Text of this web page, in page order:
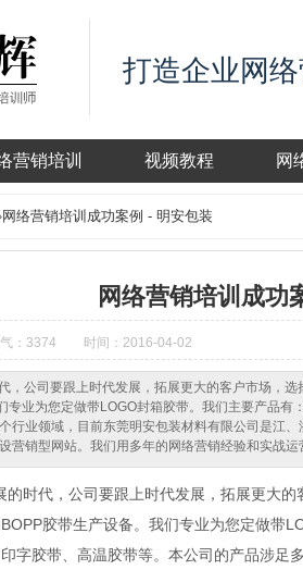
打造企业网
营销培训 视频教程 网
网络营销培训成功案例 - 明安包装
网络营销培训成功
：3374 时间：2016-04-02
，公司要跟上时代发展，拓展更大的客户市场，
专业为您定做带LOGO封箱胶带。我们主要产品
行业领域，目前东莞明安包装材料有限公司是江
营销型网站。我们用多年的网络营销经验和实战
代，公司要跟上时代发展，拓展更大的
胶带生产设备。我们专业为您定做带
字胶带、高温胶带等。本公司的产品涉足